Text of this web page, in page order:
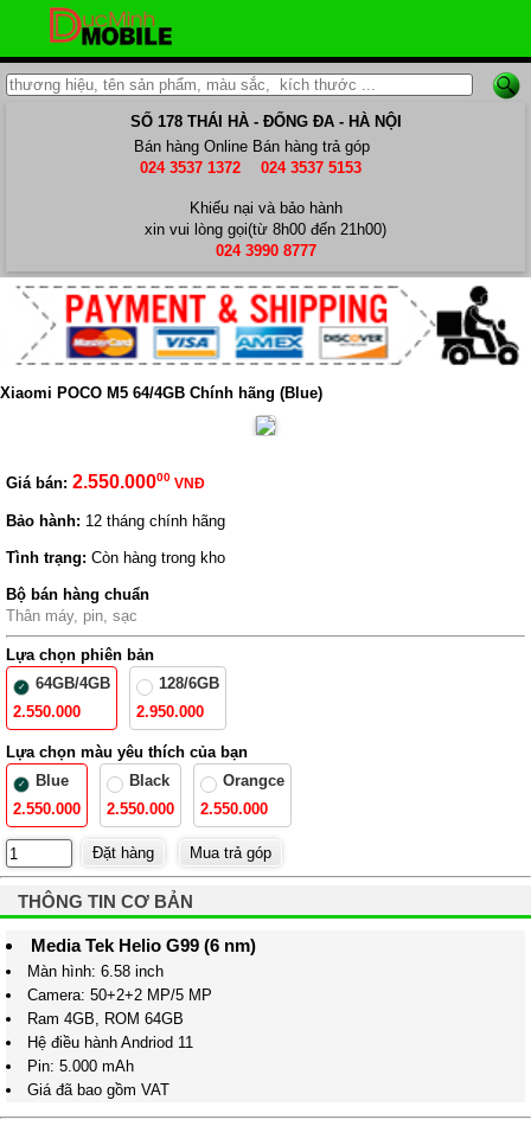
SỐ 178 THÁI HÀ - ĐỐNG ĐA - HÀ NỘI
Bán hàng Online
024 3537 1372
Bán hàng trả góp
024 3537 5153
Khiếu nại và bảo hành
xin vui lòng gọi(từ 8h00 đến 21h00)
024 3990 8777
Xiaomi POCO M5 64/4GB Chính hãng (Blue)
Giá bán: 2.550.00000 VNĐ
Bảo hành: 12 tháng chính hãng
Tình trạng: Còn hàng trong kho
Bộ bán hàng chuẩn
Thân máy, pin, sạc
Lựa chọn phiên bản
64GB/4GB
2.550.000
128/6GB
2.950.000
Lựa chọn màu yêu thích của bạn
Blue
2.550.000
Black
2.550.000
Orangce
2.550.000
THÔNG TIN CƠ BẢN
Media Tek Helio G99 (6 nm)
Màn hình: 6.58 inch
Camera: 50+2+2 MP/5 MP
Ram 4GB, ROM 64GB
Hệ điều hành Andriod 11
Pin: 5.000 mAh
Giá đã bao gồm VAT